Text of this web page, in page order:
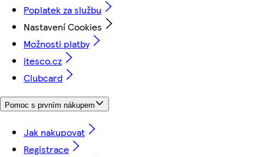
Poplatek za službu
Nastavení Cookies
Možnosti platby
itesco.cz
Clubcard
Pomoc s prvním nákupem
Jak nakupovat
Registrace